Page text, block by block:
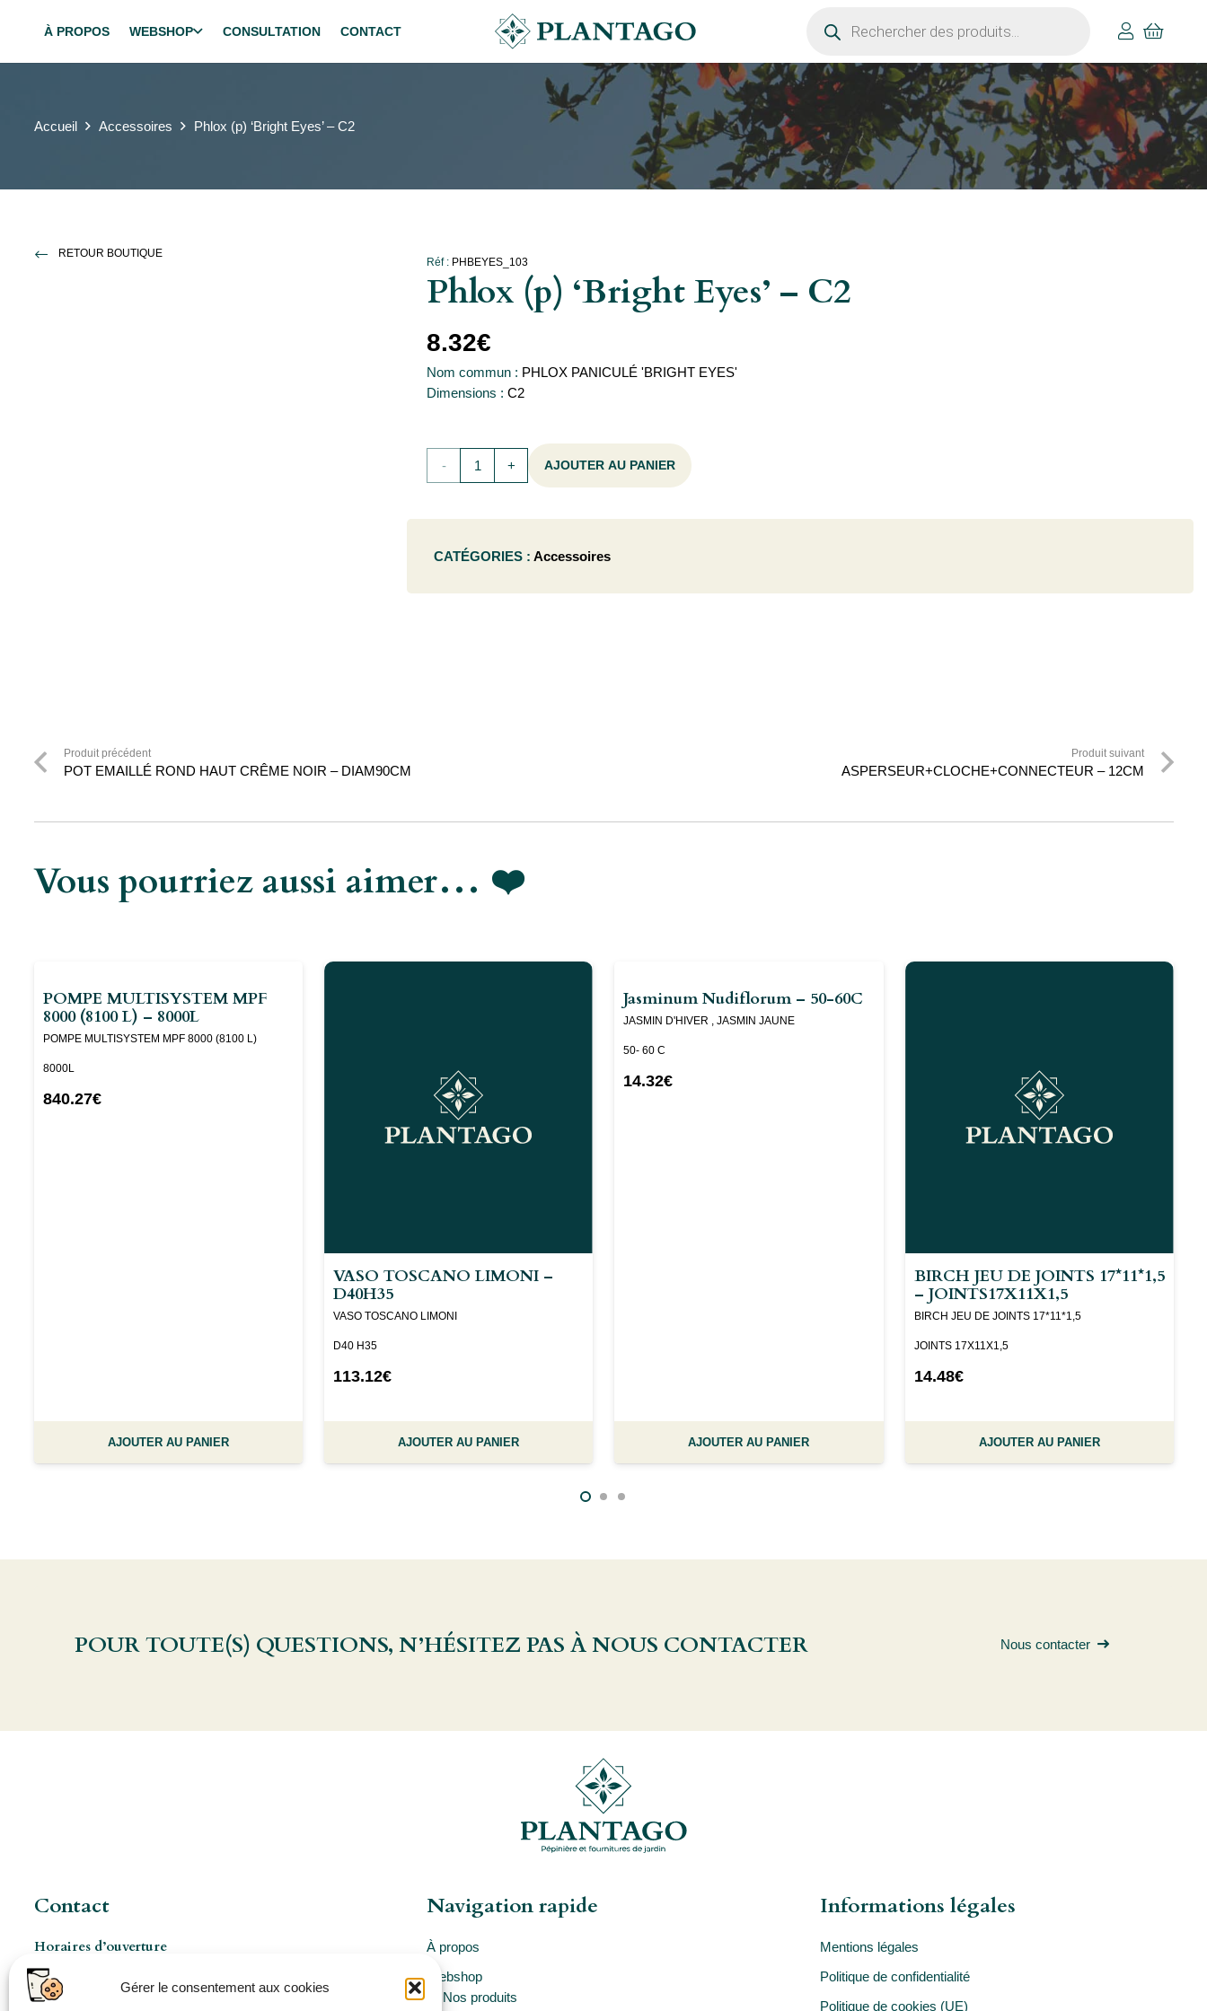
Gérer le consentement aux cookies
À PROPOS WEBSHOP CONSULTATION CONTACT
produits
Accueil Accessoires Phlox (p) ‘Bright Eyes’ – C2
RETOUR BOUTIQUE
Réf : PHBEYES_103
Phlox (p) ‘Bright Eyes’ – C2
8.32€
Nom commun : PHLOX PANICULÉ 'BRIGHT EYES'
Dimensions :C2
quantité
(p)
'Bright
AJOUTER AU PANIER
CATÉGORIES : Accessoires
Produit précédent
POT EMAILLÉ ROND HAUT CRÊME NOIR – DIAM90CM
Produit suivant
ASPERSEUR+CLOCHE+CONNECTEUR – 12CM
Vous pourriez aussi aimer… ❤️
POMPE MULTISYSTEM MPF
8000 (8100 L) – 8000L
POMPE MULTISYSTEM MPF 8000 (8100 L)
8000L
840.27€
AJOUTER AU PANIER
VASO TOSCANO LIMONI –
D40H35
VASO TOSCANO LIMONI
D40 H35
113.12€
AJOUTER AU PANIER
Jasminum Nudiflorum – 50-60C
JASMIN D'HIVER , JASMIN JAUNE
50- 60 C
14.32€
AJOUTER AU PANIER
BIRCH JEU DE JOINTS 17*11*1,5
– JOINTS17X11X1,5
BIRCH JEU DE JOINTS 17*11*1,5
JOINTS 17X11X1,5
14.48€
AJOUTER AU PANIER
POUR TOUTE(S) QUESTIONS, N’HÉSITEZ PAS À NOUS CONTACTER Nous contacter
Contact
Horaires d’ouverture
Les Mercredis de 8h à 17h
Ouverture pro à 8h 5jours/7 (sur rendez-vous)
Navigation rapide
À propos
Webshop
Nos produits
Informations légales
Mentions légales
Politique de confidentialité
Politique de cookies (UE)